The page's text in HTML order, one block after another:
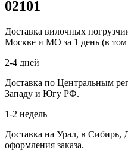
02101
Доставка вилочных
Москве и МО за 1 день (в том
2-4 дней
Доставка по Центральным
Западу и Югу РФ.
1-2 недель
Доставка на Урал, в Сибирь,
оформления заказа.